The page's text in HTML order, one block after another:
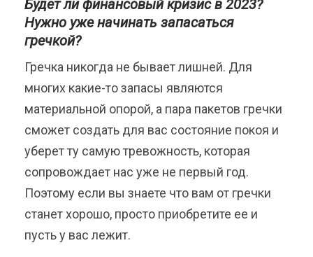
Будет ли финансовый кризис в 2023?
Нужно уже начинать запасаться
гречкой?
Гречка никогда не бывает лишней. Для
многих какие-то запасы являются
материальной опорой, а пара пакетов гречки
сможет создать для вас состояние покоя и
уберет ту самую тревожность, которая
сопровождает нас уже не первый год.
Поэтому если вы знаете что вам от гречки
станет хорошо, просто приобретите ее и
пусть у вас лежит.